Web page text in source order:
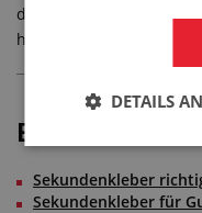
der Filmentwickler
hatte hervorragende
Empfohlene
Sekundenkleber
Sekundenkleber für
DETAILS